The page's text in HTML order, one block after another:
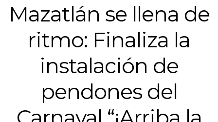
Mazatlán se llena de
ritmo: Finaliza la
instalación de
pendones del